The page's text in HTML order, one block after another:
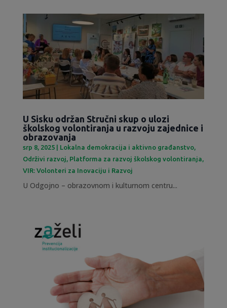
U Sisku održan Stručni skup o ulozi
školskog volontiranja u razvoju zajednice i
obrazovanja
srp 8, 2025| Lokalna demokracija i aktivno građanstvo,
Održivi razvoj, Platforma za razvoj školskog volontiranja,
VIR: Volonteri za Inovaciju i Razvoj
U Odgojno – obrazovnom i kulturnom centru...